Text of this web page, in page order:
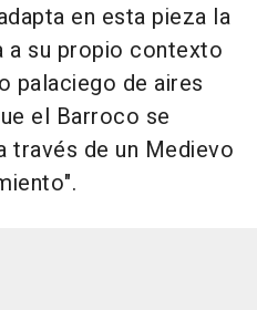
en esta pieza la
su propio contexto
palaciego de aires
el Barroco se
través de un Medievo